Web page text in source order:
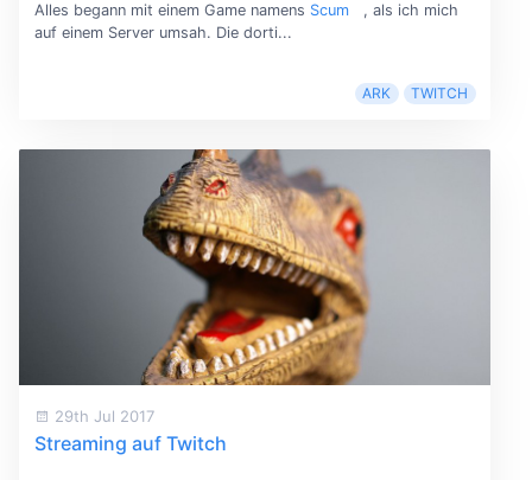
Alles begann mit einem Game namens Scum
, als ich mich
auf einem Server umsah. Die dorti...
ARK TWITCH
29th Jul 2017
Streaming auf Twitch